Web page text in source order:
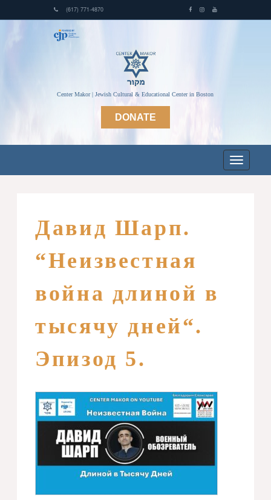
(617) 771-4870
Center Makor | Jewish Cultural & Educational Center in Boston
DONATE
Давид Шарп.
“Неизвестная
война длиной в
тысячу дней“.
Эпизод 5.